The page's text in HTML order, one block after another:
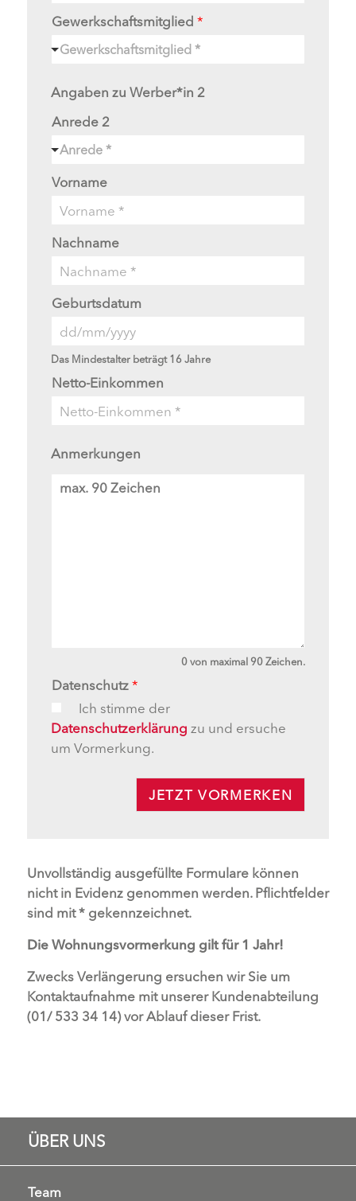
Gewerkschaftsmitglied *
Gewerkschaftsmitglied *
Angaben zu Werber*in 2
Anrede 2
Anrede *
Vorname
Nachname
Geburtsdatum
Das Mindestalter beträgt 16 Jahre
Netto-Einkommen
Anmerkungen
0 von maximal 90 Zeichen.
Datenschutz*
Ich stimme der
Datenschutzerklärung zu und ersuche
um Vormerkung.
JETZT VORMERKEN
Unvollständig ausgefüllte Formulare können
nicht in Evidenz genommen werden. Pflichtfelder
sind mit * gekennzeichnet.
Die Wohnungsvormerkung gilt für 1 Jahr!
Zwecks Verlängerung ersuchen wir Sie um
Kontaktaufnahme mit unserer Kundenabteilung
(01/ 533 34 14) vor Ablauf dieser Frist.
ÜBER UNS
Team